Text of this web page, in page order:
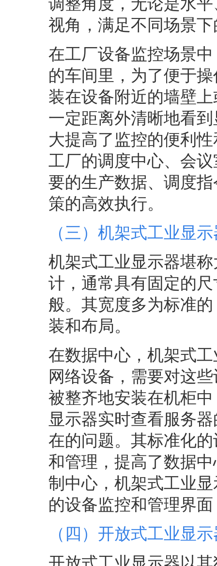
调整角度，无论是水
视角，满足不同场景
在工厂设备监控场景
的车间里，为了便于
装在设备附近的墙壁
一定距离外清晰地看
大提高了监控的便利
工厂的调度中心、会
要的生产数据、调度
策的高效执行。
（三）机架式工业显
机架式工业显示器堪
计，通常具有固定的
般。其宽度多为标准
装和布局。
在数据中心，机架式
网络设备，需要对这
被整齐地安装在机柜
显示器实时查看服务
在的问题。其标准化
和管理，提高了数据
制中心，机架式工业
的设备监控和管理界面
（四）开放式工业显